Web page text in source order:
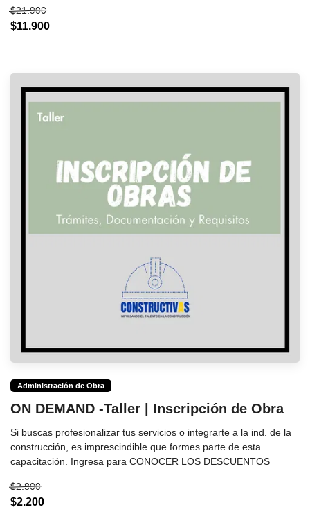
$21.900
$11.900
Administración de Obra
ON DEMAND -Taller | Inscripción de Obra
Si buscas profesionalizar tus servicios o integrarte a la ind. de la
construcción, es imprescindible que formes parte de esta
capacitación. Ingresa para CONOCER LOS DESCUENTOS
$2.800
$2.200